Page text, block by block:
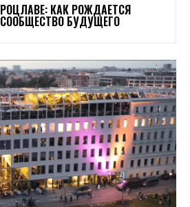
ВРОЦЛАВЕ: КАК РОЖДАЕТСЯ
СООБЩЕСТВО БУДУЩЕГО